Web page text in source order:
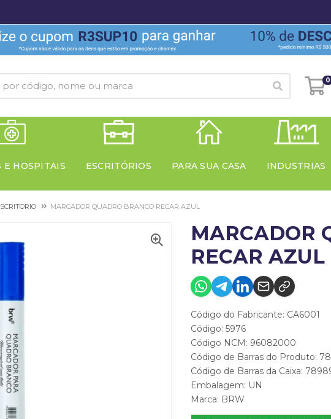
0
E HOSPITAIS ESCRITÓRIOS PARA SUA CASA INDUSTRIAS
MARCADOR QUADRO BRANCO RECAR AZUL
MARCADOR
RECAR AZUL
Código do Fabricante: CA6001
Código: 5976
Código NCM: 96082000
Código de Barras do Produto:
Código de Barras da Caixa:
Embalagem: UN
Marca: BRW